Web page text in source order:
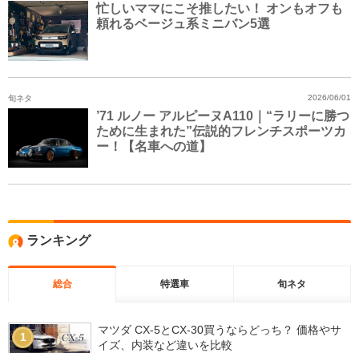
忙しいママにこそ推したい！ オンもオフも
頼れるベージュ系ミニバン5選
旬ネタ
’71 ルノー アルピーヌA110｜“ラリーに勝つ
ために生まれた”伝説的フレンチスポーツカ
ー！【名車への道】
2026/06/01
ランキング
総合 特選車 旬ネタ
1
マツダ CX-5とCX-30買うならどっち？ 価格やサ
イズ、内装など違いを比較